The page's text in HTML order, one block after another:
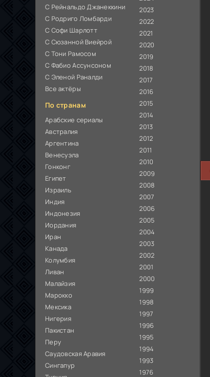
С Рейнальдо Джанеккини
С Родриго Ломбарди
С Софи Шарлотт
С Сюзанной Виейрой
С Тони Рамосом
С Фабио Ассунсоном
С Эленой Раналди
Все актёры
По странам
Арабские сериалы
Австралия
Аргентина
Венесуэла
Гонконг
Египет
Израиль
Индия
Индонезия
Иордания
Иран
Канада
Колумбия
Ливан
Малайзия
Марокко
Мексика
Нигерия
Пакистан
Перу
Саудовская Аравия
Сингапур
2023
2022
2021
2020
2019
2018
2017
2016
2015
2014
2013
2012
2011
2010
2009
2008
2007
2006
2005
2004
2003
2002
2001
2000
1999
1998
1997
1996
1995
1994
1993
1976